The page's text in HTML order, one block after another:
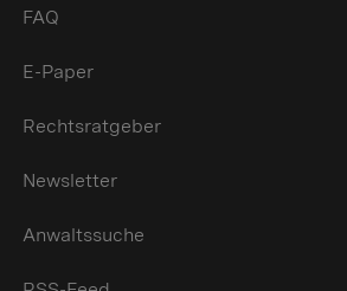
FAQ
E-Paper
Rechtsratgeber
Newsletter
Anwaltssuche